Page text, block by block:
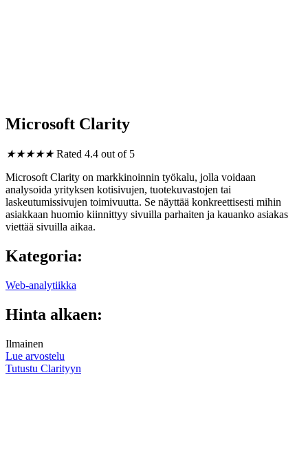
Microsoft Clarity
★★★★★ Rated 4.4 out of 5
Microsoft Clarity on markkinoinnin työkalu, jolla voidaan
analysoida yrityksen kotisivujen, tuotekuvastojen tai
laskeutumissivujen toimivuutta. Se näyttää konkreettisesti mihin
asiakkaan huomio kiinnittyy sivuilla parhaiten ja kauanko asiakas
viettää sivuilla aikaa.
Kategoria:
Web-analytiikka
Hinta alkaen:
Ilmainen
Lue arvostelu
Tutustu Clarityyn